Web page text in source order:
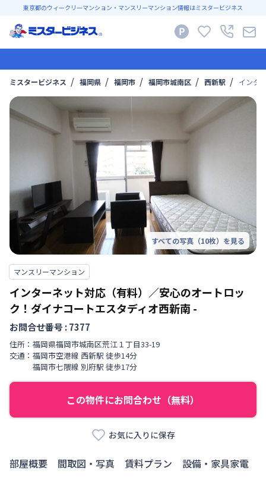
東京都のウィークリーマンション・マンスリーマンション情報はミスタービジネス
ミスタービジネス 福岡県 福岡市 福岡市城南区 西新駅 インタ
すべての写真（10枚）を見る
マンスリーマンション
インターネット対応（有料）／安心のオートロッ
ク！ダイナコートエスタディオ西新南-
お問合せ番号 :7377
住所： 福岡県福岡市城南区荒江 １丁目33-19
交通： 福岡市空港線 西新駅 徒歩14分
福岡市七隈線 別府駅 徒歩17分
この物件にお問合わせ（無料）
お気に入りに保存
部屋概要 間取図・写真 賃料プラン 設備・家具家電